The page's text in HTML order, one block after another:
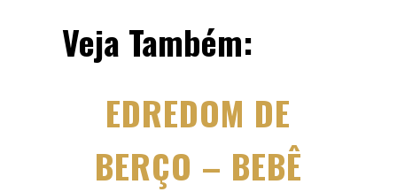
Veja Também:
EDREDOM DE
BERÇO – BEBÊ